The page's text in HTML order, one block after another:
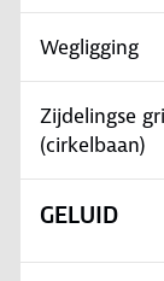
Wegligging
Zijdelingse
(cirkelbaan)
GELUID